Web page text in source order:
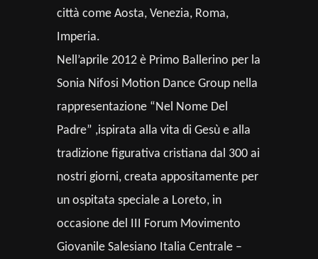
città come Aosta, Venezia, Roma,
Imperia.
Nell’aprile 2012 è Primo Ballerino per la
Sonia Nifosi Motion Dance Group nella
rappresentazione “Nel Nome Del
Padre” ,ispirata alla vita di Gesù e alla
tradizione figurativa cristiana dal 300 ai
nostri giorni, creata appositamente per
un ospitata speciale a Loreto, in
occasione del III Forum Movimento
Giovanile Salesiano Italia Centrale –